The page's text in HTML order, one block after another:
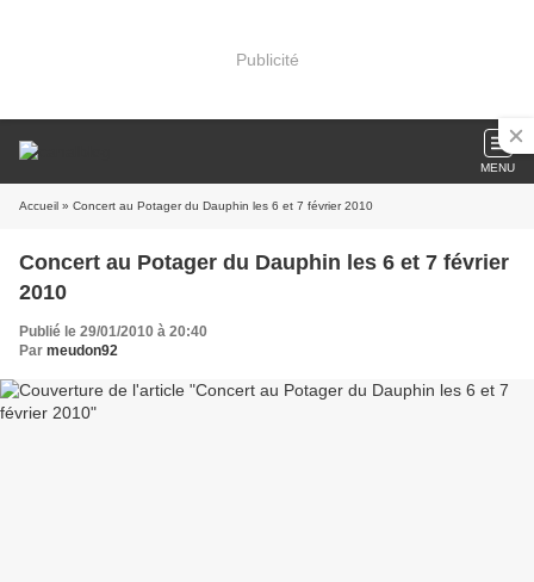
Publicité
MENU
Accueil » Concert au Potager du Dauphin les 6 et 7 février 2010
Concert au Potager du Dauphin les 6 et 7 février
2010
Publié le 29/01/2010 à 20:40
Par meudon92